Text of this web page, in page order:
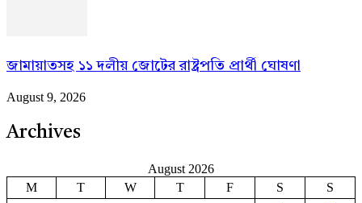
জামায়াতসহ ১১ দলীয় জোটের রাষ্ট্রপতি প্রার্থী ঘোষণা
August 9, 2026
Archives
August 2026
M
T W T F S S